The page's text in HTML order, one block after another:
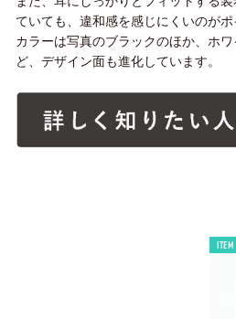
ていても、違和感を感じにくいのがポ
カラーは写真のブラックのほか、ホ
ど、デザイン面も進化しています。
ITEM